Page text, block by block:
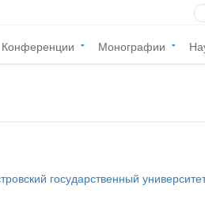
Конференции Монографии
государственный